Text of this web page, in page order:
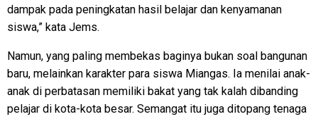
dampak pada peningkatan hasil belajar dan kenyamanan
siswa,” kata Jems.
Namun, yang paling membekas baginya bukan soal bangunan
baru, melainkan karakter para siswa Miangas. Ia menilai anak-
anak di perbatasan memiliki bakat yang tak kalah dibanding
pelajar di kota-kota besar. Semangat itu juga ditopang tenaga